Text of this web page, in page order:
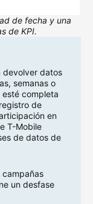
de fecha y una
de KPI.
devolver datos
semanas o
esté completa
de
en
T-Mobile
de datos de
un desfase